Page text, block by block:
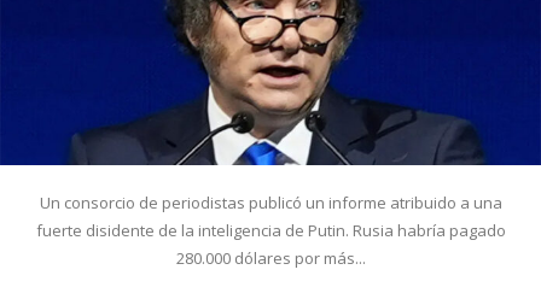
Un consorcio de periodistas publicó un informe atribuido a una
fuerte disidente de la inteligencia de Putin. Rusia habría pagado
280.000 dólares por más...